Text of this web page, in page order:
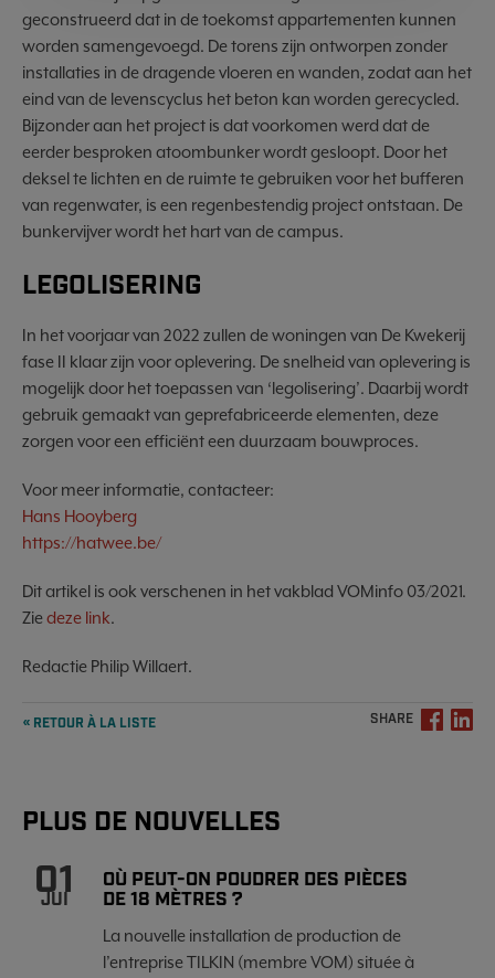
geconstrueerd dat in de toekomst appartementen kunnen
worden samengevoegd. De torens zijn ontworpen zonder
installaties in de dragende vloeren en wanden, zodat aan het
eind van de levenscyclus het beton kan worden gerecycled.
Bijzonder aan het project is dat voorkomen werd dat de
eerder besproken atoombunker wordt gesloopt. Door het
deksel te lichten en de ruimte te gebruiken voor het bufferen
van regenwater, is een regenbestendig project ontstaan. De
bunkervijver wordt het hart van de campus.
LEGOLISERING
In het voorjaar van 2022 zullen de woningen van De Kwekerij
fase II klaar zijn voor oplevering. De snelheid van oplevering is
mogelijk door het toepassen van ‘legolisering’. Daarbij wordt
gebruik gemaakt van geprefabriceerde elementen, deze
zorgen voor een efficiënt een duurzaam bouwproces.
Voor meer informatie, contacteer:
Hans Hooyberg
https://hatwee.be/
Dit artikel is ook verschenen in het vakblad VOMinfo 03/2021.
Ziedeze link.
Redactie Philip Willaert.
« RETOUR À LA LISTE SHARE
PLUS DE NOUVELLES
01
JUI
OÙ PEUT-ON POUDRER DES PIÈCES
DE 18 MÈTRES ?
La nouvelle installation de production de
l’entreprise TILKIN (membre VOM) située à